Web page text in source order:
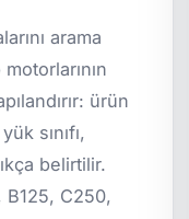
arama
ürün
sınıfı,
belirtilir.
B125, C250,